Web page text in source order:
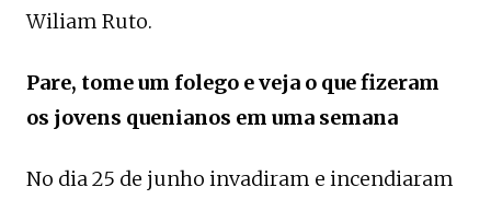
Wiliam Ruto.
Pare, tome um folego e veja o que fizeram
os jovens quenianos em uma semana
No dia 25 de junho invadiram e incendiaram